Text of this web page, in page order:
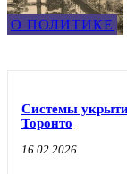
О ПОЛИТИКЕ
Системы
Торонто
16.02.2026